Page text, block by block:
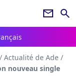
newsletter search
/ Actualité de Ade /
nouveau single